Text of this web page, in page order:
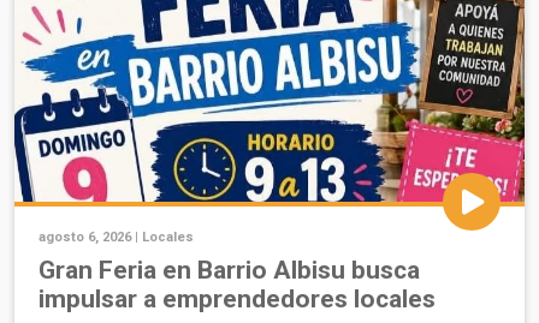
agosto 6, 2026 | Locales
Gran Feria en Barrio Albisu busca
impulsar a emprendedores locales